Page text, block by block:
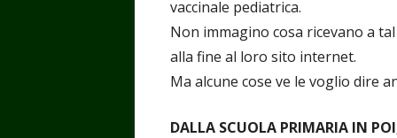
vaccinale pediatrica.
Non immagino cosa ricevano a
alla fine al loro sito internet.
Ma alcune cose ve le voglio dire
DALLA SCUOLA PRIMARIA IN